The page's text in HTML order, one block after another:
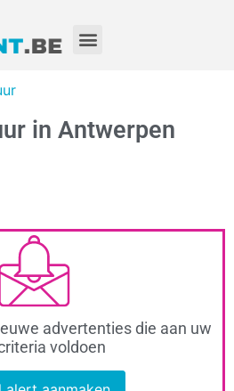
in Antwerpen
advertenties die aan uw
voldoen